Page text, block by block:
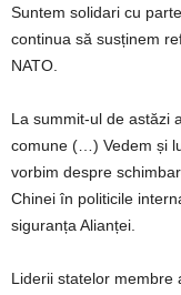
Suntem solidari cu
continua să susținem
NATO.
La summit-ul de astăzi
comune (…) Vedem și
vorbim despre
Chinei în politicile
siguranța Alianței.
Liderii statelor membre